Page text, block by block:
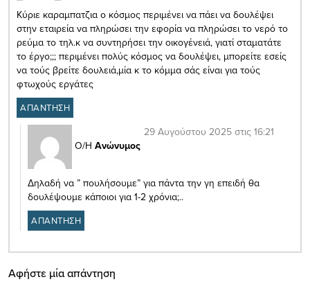
Κύριε καραμπατζια ο κόσμος περιμένει να πάει να δουλέψει
στην εταιρεία να πληρώσει την εφορία να πληρώσει το νερό το
ρεύμα το τηλ.κ να συντηρήσει την οικογένειά, γιατί σταματάτε
το έργο;;; περιμένει πολύς κόσμος να δουλέψει, μπορείτε εσείς
να τούς βρείτε δουλειά,μία κ το κόμμα σάς είναι για τούς
φτωχούς εργάτες
ΑΠΑΝΤΗΣΗ
Ο/Η Ανώνυμος
29 Αυγούστου 2025 στις 16:21
Δηλαδή να ” πουλήσουμε” για πάντα την γη επειδή θα
δουλέψουμε κάποιοι για 1-2 χρόνια;..
ΑΠΑΝΤΗΣΗ
Αφήστε μία απάντηση